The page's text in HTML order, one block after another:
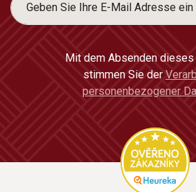
Mit dem Absenden dieses
stimmen Sie der
personenbezogener